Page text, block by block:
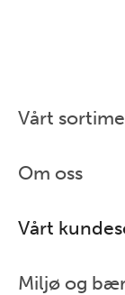
Vårt
Om oss
Vårt
Miljø og
Hjem / Vårt